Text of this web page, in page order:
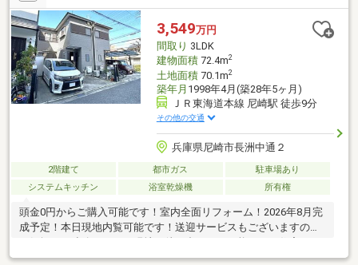
3,549万円
間取り 3LDK
建物面積72.4m2
土地面積70.1m2
築年月 1998年4月(築28年5ヶ月)
ＪＲ東海道本線 尼崎駅 徒歩9分
その他の交通
兵庫県尼崎市長洲中通２
2階建て 都市ガス
駐車場あり
システムキッチン
浴室乾燥機 所有権
頭金0円からご購入可能です！室内全面リフォーム！2026年8月完
成予定！本日現地内覧可能です！送迎サービスもございますので
ン減税等のお手続きもサポートさせて頂きます！住宅ローンのお